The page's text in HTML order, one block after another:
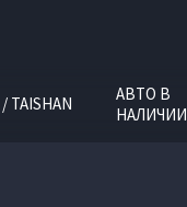
АВТО В
НАЛИЧИИ